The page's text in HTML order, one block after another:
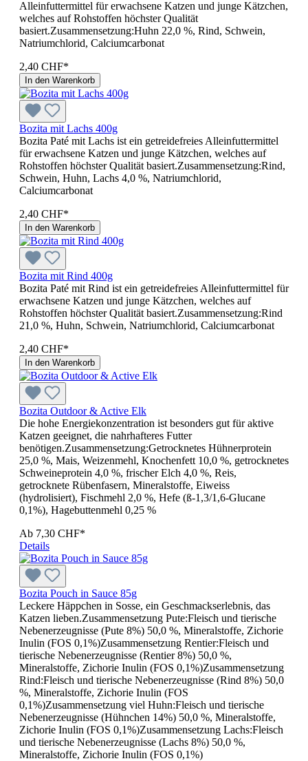
Alleinfuttermittel für erwachsene Katzen und junge Kätzchen,
welches auf Rohstoffen höchster Qualität
basiert.Zusammensetzung:Huhn 22,0 %, Rind, Schwein,
Natriumchlorid, Calciumcarbonat
2,40 CHF*
In den Warenkorb
Bozita mit Lachs 400g
Bozita Paté mit Lachs ist ein getreidefreies Alleinfuttermittel
für erwachsene Katzen und junge Kätzchen, welches auf
Rohstoffen höchster Qualität basiert.Zusammensetzung:Rind,
Schwein, Huhn, Lachs 4,0 %, Natriumchlorid,
Calciumcarbonat
2,40 CHF*
In den Warenkorb
Bozita mit Rind 400g
Bozita Paté mit Rind ist ein getreidefreies Alleinfuttermittel für
erwachsene Katzen und junge Kätzchen, welches auf
Rohstoffen höchster Qualität basiert.Zusammensetzung:Rind
21,0 %, Huhn, Schwein, Natriumchlorid, Calciumcarbonat
2,40 CHF*
In den Warenkorb
Bozita Outdoor & Active Elk
Die hohe Energiekonzentration ist besonders gut für aktive
Katzen geeignet, die nahrhafteres Futter
benötigen.Zusammensetzung:Getrocknetes Hühnerprotein
25,0 %, Mais, Weizenmehl, Knochenfett 10,0 %, getrocknetes
Schweineprotein 4,0 %, frischer Elch 4,0 %, Reis,
getrocknete Rübenfasern, Mineralstoffe, Eiweiss
(hydrolisiert), Fischmehl 2,0 %, Hefe (ß-1,3/1,6-Glucane
0,1%), Hagebuttenmehl 0,25 %
Ab 7,30 CHF*
Details
Bozita Pouch in Sauce 85g
Leckere Häppchen in Sosse, ein Geschmackserlebnis, das
Katzen lieben.Zusammensetzung Pute:Fleisch und tierische
Nebenerzeugnisse (Pute 8%) 50,0 %, Mineralstoffe, Zichorie
Inulin (FOS 0,1%)Zusammensetzung Rentier:Fleisch und
tierische Nebenerzeugnisse (Rentier 8%) 50,0 %,
Mineralstoffe, Zichorie Inulin (FOS 0,1%)Zusammensetzung
Rind:Fleisch und tierische Nebenerzeugnisse (Rind 8%) 50,0
%, Mineralstoffe, Zichorie Inulin (FOS
0,1%)Zusammensetzung viel Huhn:Fleisch und tierische
Nebenerzeugnisse (Hühnchen 14%) 50,0 %, Mineralstoffe,
Zichorie Inulin (FOS 0,1%)Zusammensetzung Lachs:Fleisch
und tierische Nebenerzeugnisse (Lachs 8%) 50,0 %,
Mineralstoffe, Zichorie Inulin (FOS 0,1%)